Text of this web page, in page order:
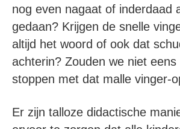
nog even nagaat of inderdaad
gedaan? Krijgen de snelle
altijd het woord of ook dat
achterin? Zouden we niet eens
stoppen met dat malle vinger-
Er zijn talloze didactische